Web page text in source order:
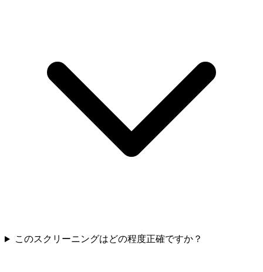
このスクリーニングはどの程度正確ですか？